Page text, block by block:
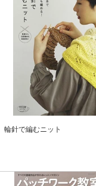
輪針で編むニット